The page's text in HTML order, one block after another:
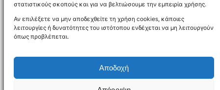
στατιστικούς σκοπούς και για να βελτιώσουμε την εμπειρία χρήσης.
Αν επιλέξετε να μην αποδεχθείτε τη χρήση cookies, κάποιες
λειτουργίες ή δυνατότητες του ιστότοπου ενδέχεται να μη λειτουργούν
όπως προβλέπεται.
Αποδοχή
NEWSLETTER